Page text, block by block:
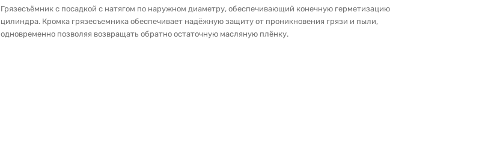
Грязесъёмник с посадкой с натягом по наружном диаметру, обеспечивающий конечную герметизацию
цилиндра. Кромка грязесъемника обеспечивает надёжную защиту от проникновения грязи и пыли,
одновременно позволяя возвращать обратно остаточную масляную плёнку.